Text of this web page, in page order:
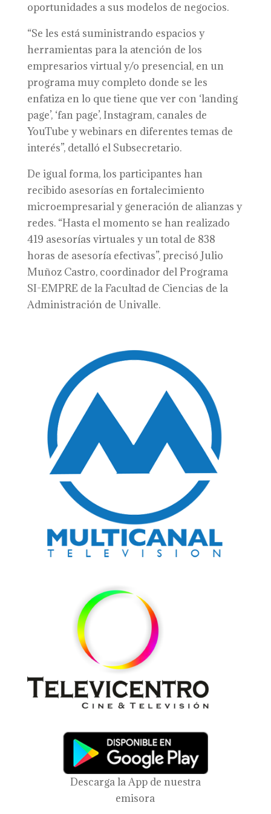
oportunidades a sus modelos de negocios.
“Se les está suministrando espacios y
herramientas para la atención de los
empresarios virtual y/o presencial, en un
programa muy completo donde se les
enfatiza en lo que tiene que ver con ‘landing
page’, ‘fan page’, Instagram, canales de
YouTube y webinars en diferentes temas de
interés”, detalló el Subsecretario.
De igual forma, los participantes han
recibido asesorías en fortalecimiento
microempresarial y generación de alianzas y
redes. “Hasta el momento se han realizado
419 asesorías virtuales y un total de 838
horas de asesoría efectivas”, precisó Julio
Muñoz Castro, coordinador del Programa
SI-EMPRE de la Facultad de Ciencias de la
Administración de Univalle.
Descarga la App de nuestra
emisora